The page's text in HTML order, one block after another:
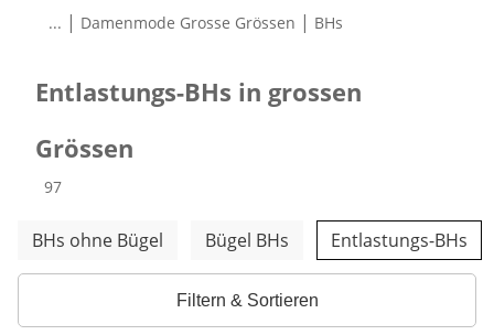
... | Damenmode Grosse Grössen | BHs
Entlastungs-BHs in grossen
Grössen
Produkte
97
Weitere Kategorien überspringen
BHs ohne Bügel Bügel BHs Entlastungs-BHs
Filtern & Sortieren